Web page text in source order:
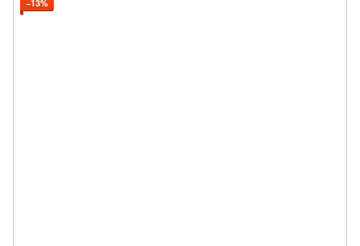
−13%